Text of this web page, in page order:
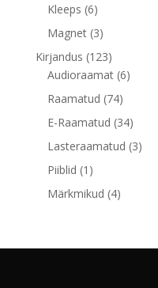
Kleeps 66
toodet
Magnet 33
toodet
Kirjandus 123123
toodet
Audioraamat 66
Raamatud 7474
toodet
E-Raamatud 3434
toodet
Lasteraamatud 33
Piiblid 1 1
toode
Märkmikud 44